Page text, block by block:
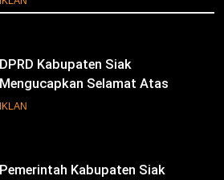
DPRD Kabupaten Siak
Mengucapkan Selamat Atas
Pengambilan Sumpah Jabatan
IKLAN
Pemerintah Kabupaten Siak